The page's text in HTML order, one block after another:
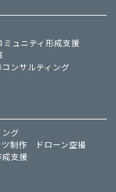
ミュニティ形成支援
ンサルティング
グ
制作
ドローン空撮
支援